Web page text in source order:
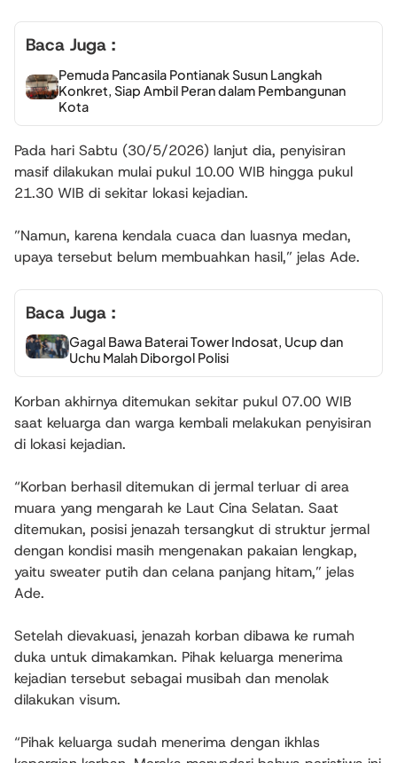
Baca Juga :
Pemuda Pancasila Pontianak Susun Langkah
Konkret, Siap Ambil Peran dalam Pembangunan
Kota
Pada hari Sabtu (30/5/2026) lanjut dia, penyisiran
masif dilakukan mulai pukul 10.00 WIB hingga pukul
21.30 WIB di sekitar lokasi kejadian.
”Namun, karena kendala cuaca dan luasnya medan,
upaya tersebut belum membuahkan hasil,” jelas Ade.
Baca Juga :
Gagal Bawa Baterai Tower Indosat, Ucup dan
Uchu Malah Diborgol Polisi
Korban akhirnya ditemukan sekitar pukul 07.00 WIB
saat keluarga dan warga kembali melakukan penyisiran
di lokasi kejadian.
“Korban berhasil ditemukan di jermal terluar di area
muara yang mengarah ke Laut Cina Selatan. Saat
ditemukan, posisi jenazah tersangkut di struktur jermal
dengan kondisi masih mengenakan pakaian lengkap,
yaitu sweater putih dan celana panjang hitam,” jelas
Ade.
Setelah dievakuasi, jenazah korban dibawa ke rumah
duka untuk dimakamkan. Pihak keluarga menerima
kejadian tersebut sebagai musibah dan menolak
dilakukan visum.
“Pihak keluarga sudah menerima dengan ikhlas